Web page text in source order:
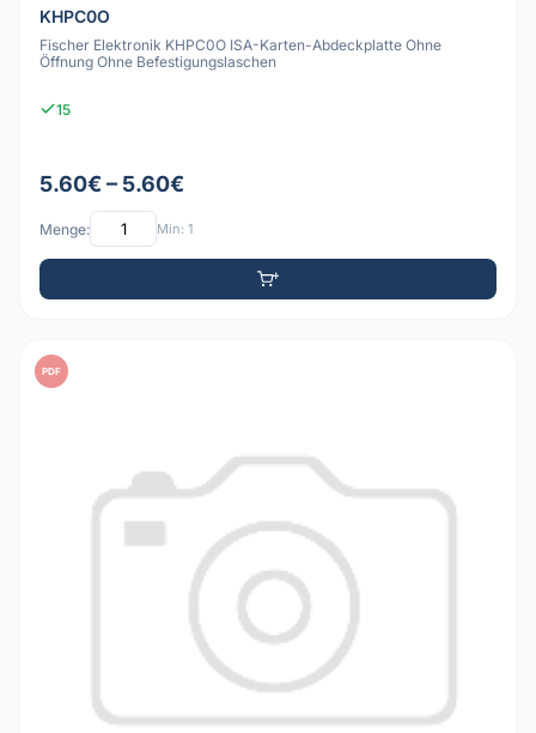
KHPC0O
Fischer Elektronik KHPC0O ISA-Karten-Abdeckplatte Ohne
Öffnung Ohne Befestigungslaschen
15
5.60€ – 5.60€
Menge: Min: 1
PDF